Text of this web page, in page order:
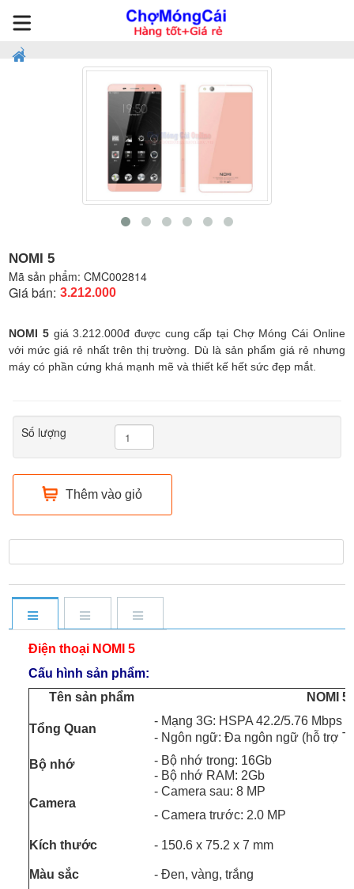
NOMI 5
Mã sản phẩm:CMC002814
Giá bán: 3.212.000
NOMI 5giá 3.212.000đ được cung cấp tại Chợ Móng Cái Online
với mức giá rẻ nhất trên thị trường. Dù là sản phẩm giá rẻ nhưng
máy có phần cứng khá mạnh mẽ và thiết kế hết sức đẹp mắt.
Số lượng
Thêm vào giỏ
Điện thoại NOMI 5
Cấu hình sản phẩm:
Tên sản phẩm
NOMI 5
Tổng Quan
- Mạng 3G: HSPA 42.2/5.76 Mbps
- Ngôn ngữ: Đa ngôn ngữ (hỗ trợ
Bộ nhớ
- Bộ nhớ trong: 16Gb
- Bộ nhớ RAM: 2Gb
Camera
- Camera sau: 8 MP
- Camera trước: 2.0 MP
Kích thước - 150.6 x 75.2 x 7 mm
Màu sắc - Đen, vàng, trắng